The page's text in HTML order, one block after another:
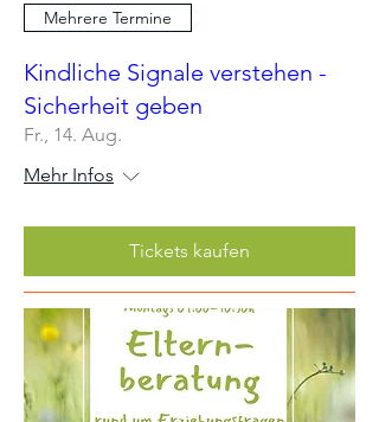
Mehrere Termine
Kindliche Signale verstehen -
Sicherheit geben
Fr., 14. Aug.
Mehr Infos
Tickets kaufen